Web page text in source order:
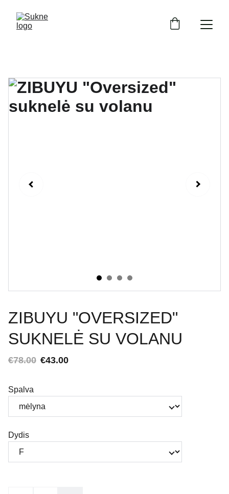
ZIBUYU "OVERSIZED"
SUKNELĖ SU VOLANU
€78.00 €43.00
Spalva
Dydis